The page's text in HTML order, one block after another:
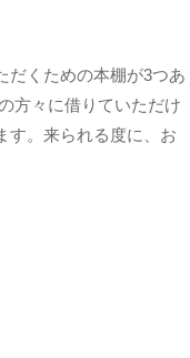
だくための本棚が3つあ
方々に借りていただけ
す。来られる度に、お